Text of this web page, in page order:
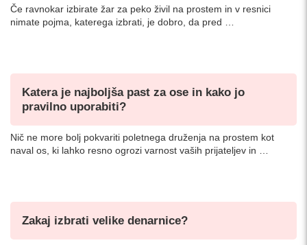
Če ravnokar izbirate žar za peko živil na prostem in v resnici
nimate pojma, katerega izbrati, je dobro, da pred …
Katera je najboljša past za ose in kako jo
pravilno uporabiti?
Nič ne more bolj pokvariti poletnega druženja na prostem kot
naval os, ki lahko resno ogrozi varnost vaših prijateljev in …
Zakaj izbrati velike denarnice?